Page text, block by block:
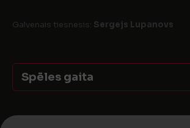
Galvenais tiesnesis: Sergejs Lupanovs
Spēles gaita